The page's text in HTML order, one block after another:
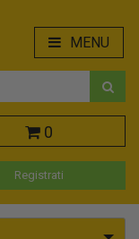
MENU
0
Registrati